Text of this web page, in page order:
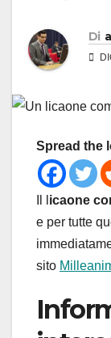
Di
Spread the
icaone
e per tutte
sito